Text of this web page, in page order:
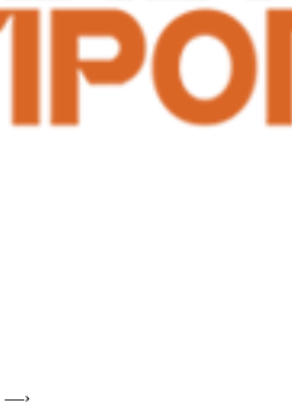
—›